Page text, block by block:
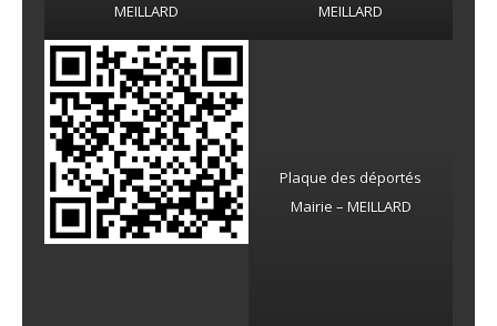
MEILLARD
MEILLARD
Plaque des déportés
Mairie – MEILLARD